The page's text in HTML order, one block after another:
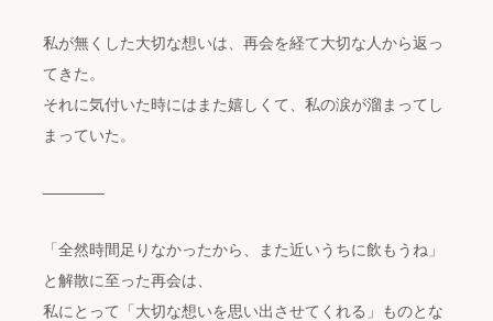
私が無くした大切な想いは、再会を経て大切な人から返っ
てきた。
それに気付いた時にはまた嬉しくて、私の涙が溜まってし
まっていた。
————
「全然時間足りなかったから、また近いうちに飲もうね」
と解散に至った再会は、
私にとって「大切な想いを思い出させてくれる」ものとな